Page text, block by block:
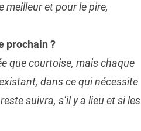
meilleur et pour le pire,
prochain ?
que courtoise, mais chaque
dans ce qui nécessite
suivra, s’il y a lieu et si les